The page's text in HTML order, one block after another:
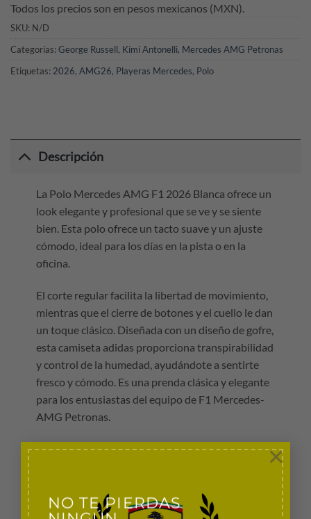
NO TE PIERDAS
×
Todos los precios son en pesos mexicanos (MXN).
SKU: N/D
Categorías: George Russell, Kimi Antonelli, Mercedes AMG Petronas
Etiquetas: 2026, AMG26, Playeras Mercedes, Polo
Descripción
La Polo Mercedes AMG F1 2026 Blanca ofrece un
look elegante y profesional que se ve y se siente
bien. Esta polo ofrece un tacto suave y un ajuste
cómodo, ideal para los días en la pista o en la
oficina.
El corte regular facilita la libertad de movimiento,
mientras que el cierre de botones y el cuello le dan
un toque clásico. Diseñada con un diseño de gofre,
esta camiseta adidas proporciona transpirabilidad
y control de la humedad, ayudándote a sentirte
fresco y cómodo. Es una prenda clásica y elegante
para los entusiastas del equipo de F1 Mercedes-
AMG Petronas.
Polo Mercedes AMG F1 2026 Blanca con licencia
Cierre de botones